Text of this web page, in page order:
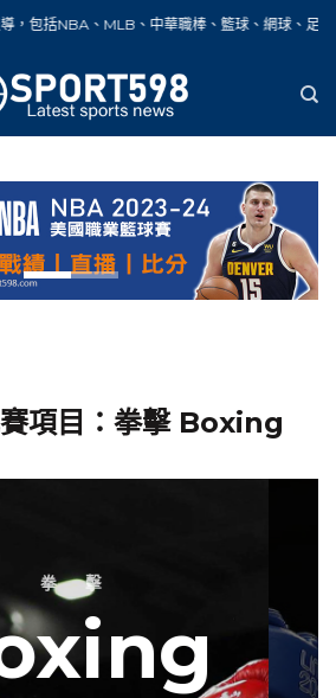
中華職棒、籃球、網球、足球、賽車、自行車、
項目：拳擊 Boxing
拳 擊